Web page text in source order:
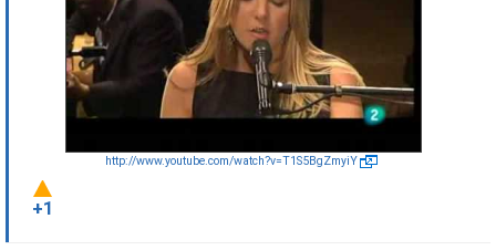
http://www.youtube.com/watch?v=T1S5BgZmyiY
+1